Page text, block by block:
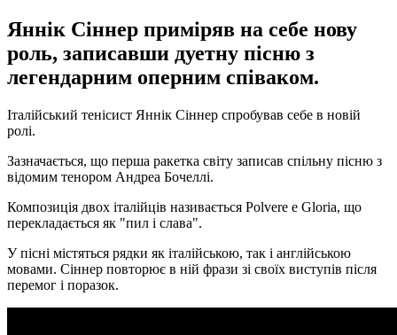
Яннік Сіннер приміряв на себе нову
роль, записавши дуетну пісню з
легендарним оперним співаком.
Італійський тенісист Яннік Сіннер спробував себе в новій
ролі.
Зазначається, що перша ракетка світу записав спільну пісню з
відомим тенором Андреа Бочеллі.
Композиція двох італійців називається Polvere e Gloria, що
перекладається як "пил і слава".
У пісні містяться рядки як італійською, так і англійською
мовами. Сіннер повторює в ній фрази зі своїх виступів після
перемог і поразок.